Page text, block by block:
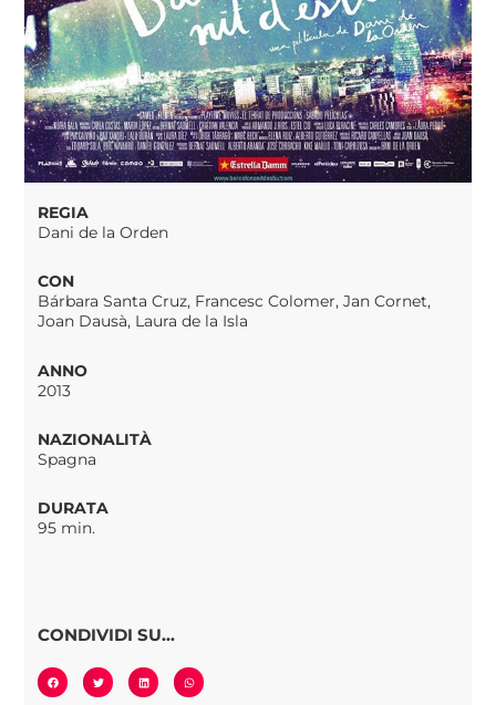
REGIA
Dani de la Orden
CON
Bárbara Santa Cruz, Francesc Colomer, Jan Cornet,
Joan Dausà, Laura de la Isla
ANNO
2013
NAZIONALITÀ
Spagna
DURATA
95 min.
CONDIVIDI SU...